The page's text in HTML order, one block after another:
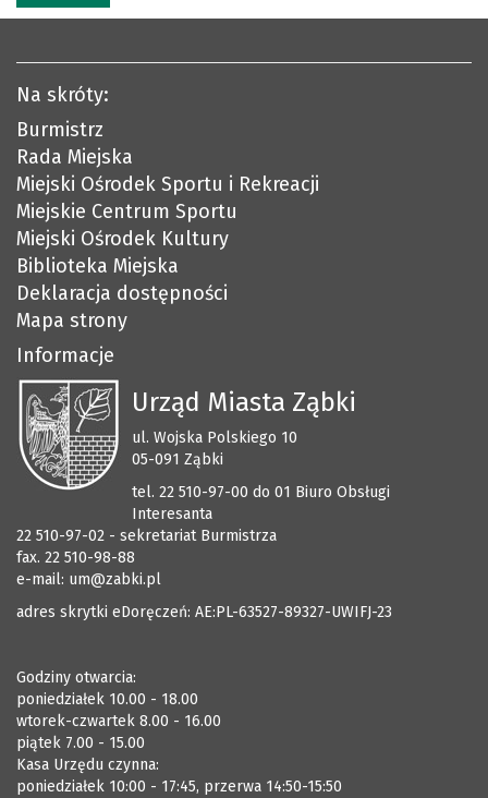
Na skróty:
Burmistrz
Rada Miejska
Miejski Ośrodek Sportu i Rekreacji
Miejskie Centrum Sportu
Miejski Ośrodek Kultury
Biblioteka Miejska
Deklaracja dostępności
Mapa strony
Informacje
Urząd Miasta Ząbki
ul. Wojska Polskiego 10
05-091 Ząbki
tel. 22 510-97-00 do 01 Biuro Obsługi
Interesanta
22 510-97-02 - sekretariat Burmistrza
fax. 22 510-98-88
e-mail: um@zabki.pl
adres skrytki eDoręczeń: AE:PL-63527-89327-UWIFJ-23
Godziny otwarcia:
poniedziałek 10.00 - 18.00
wtorek-czwartek 8.00 - 16.00
piątek 7.00 - 15.00
Kasa Urzędu czynna:
poniedziałek 10:00 - 17:45, przerwa 14:50-15:50